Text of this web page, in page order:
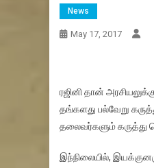
News
May 17, 2017
ரஜினி தான்
தங்களது பல்வேறு
தலைவர்களும் கருத்து
இந்நிலையில்,